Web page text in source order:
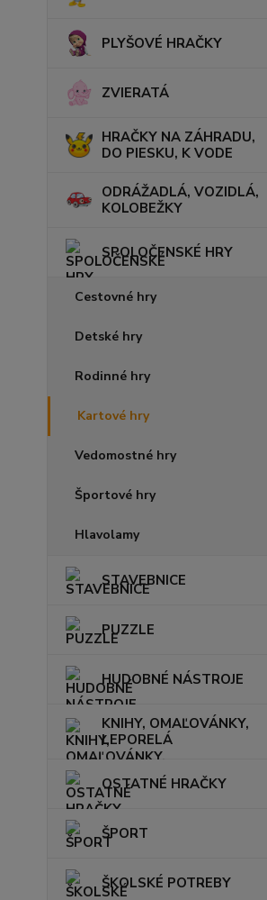
PLYŠOVÉ HRAČKY
ZVIERATÁ
HRAČKY NA ZÁHRADU,
DO PIESKU, K VODE
ODRÁŽADLÁ, VOZIDLÁ,
KOLOBEŽKY
SPOLOČENSKÉ HRY
Cestovné hry
Detské hry
Rodinné hry
Kartové hry
Vedomostné hry
Športové hry
Hlavolamy
STAVEBNICE
PUZZLE
HUDOBNÉ NÁSTROJE
KNIHY, OMAĽOVÁNKY,
LEPORELÁ
OSTATNÉ HRAČKY
ŠPORT
ŠKOLSKÉ POTREBY